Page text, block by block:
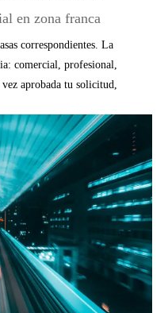
en zona franca
correspondientes. La
comercial, profesional,
aprobada tu solicitud,